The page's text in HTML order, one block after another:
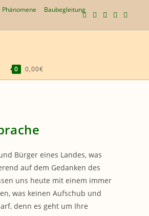
Phänomene
Baubegleitung
0 0,00€
WEBSITE-
Bürger eines Landes, was
auf dem Gedanken des
uns heute mit einem immer
was keinen Aufschub und
denn es geht um Ihre